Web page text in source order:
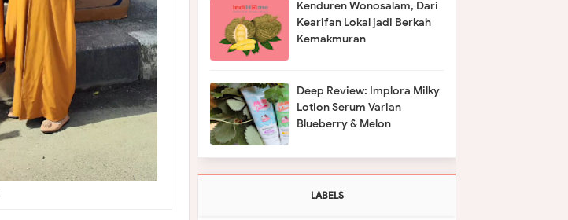
Kenduren Wonosalam, Dari
Kearifan Lokal jadi Berkah
Kemakmuran
Deep Review: Implora Milky
Lotion Serum Varian
Blueberry & Melon
LABELS